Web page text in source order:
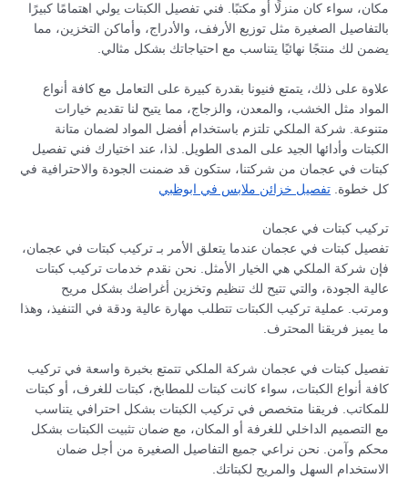
مكان، سواء كان منزلًا أو مكتبًا. فني تفصيل الكبتات يولي اهتمامًا كبيرًا
بالتفاصيل الصغيرة مثل توزيع الأرفف، والأدراج، وأماكن التخزين، مما
يضمن لك منتجًا نهائيًا يتناسب مع احتياجاتك بشكل مثالي.
علاوة على ذلك، يتمتع فنيونا بقدرة كبيرة على التعامل مع كافة أنواع
المواد مثل الخشب، والمعدن، والزجاج، مما يتيح لنا تقديم خيارات
متنوعة. شركة الملكي تلتزم باستخدام أفضل المواد لضمان متانة
الكبتات وأدائها الجيد على المدى الطويل. لذا، عند اختيارك فني تفصيل
كبتات في عجمان من شركتنا، ستكون قد ضمنت الجودة والاحترافية في
كل خطوة.تفصيل خزائن ملابس في ابوظبي
تركيب كبتات في عجمان
تفصيل كبتات في عجمان عندما يتعلق الأمر بـ تركيب كبتات في عجمان،
فإن شركة الملكي هي الخيار الأمثل. نحن نقدم خدمات تركيب كبتات
عالية الجودة، والتي تتيح لك تنظيم وتخزين أغراضك بشكل مريح
ومرتب. عملية تركيب الكبتات تتطلب مهارة عالية ودقة في التنفيذ، وهذا
ما يميز فريقنا المحترف.
تفصيل كبتات في عجمان شركة الملكي تتمتع بخبرة واسعة في تركيب
كافة أنواع الكبتات، سواء كانت كبتات للمطابخ، كبتات للغرف، أو كبتات
للمكاتب. فريقنا متخصص في تركيب الكبتات بشكل احترافي يتناسب
مع التصميم الداخلي للغرفة أو المكان، مع ضمان تثبيت الكبتات بشكل
محكم وآمن. نحن نراعي جميع التفاصيل الصغيرة من أجل ضمان
الاستخدام السهل والمريح لكبتاتك.